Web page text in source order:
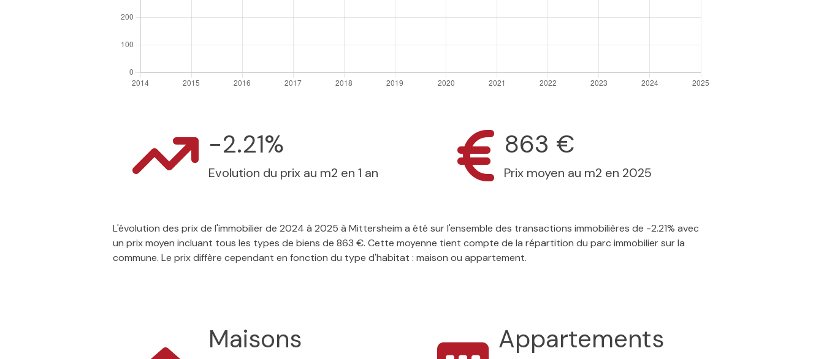
-2.21%
Evolution du prix au m2 en 1 an
863 €
Prix moyen au m2 en 2025
L'évolution des prix de l'immobilier de 2024 à 2025 à Mittersheim a été sur l'ensemble des transactions immobilières de -2.21% avec
un prix moyen incluant tous les types de biens de 863 €. Cette moyenne tient compte de la répartition du parc immobilier sur la
commune. Le prix diffère cependant en fonction du type d'habitat : maison ou appartement.
Maisons Appartements